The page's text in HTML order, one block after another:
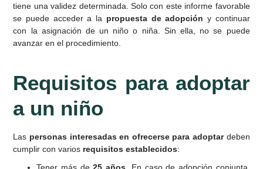
tiene una validez determinada. Solo con este informe favorable
se puede acceder a la propuesta de adopción y continuar
con la asignación de un niño o niña. Sin ella, no se puede
avanzar en el procedimiento.
Requisitos para adoptar
a un niño
Las personas interesadas en ofrecerse para adoptardeben
cumplir con varios requisitos establecidos: